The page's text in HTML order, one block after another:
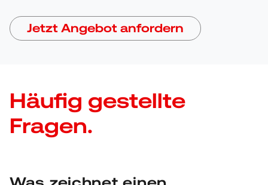
Jetzt Angebot anfordern
Häufig gestellte
Fragen.